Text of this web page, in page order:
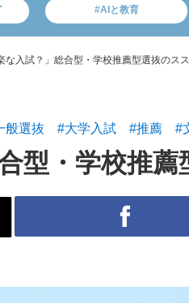
#AIと教育
な入試？」総合型・学校推薦型選抜のス
般選抜 #大学入試 #推薦 #
型・学校推